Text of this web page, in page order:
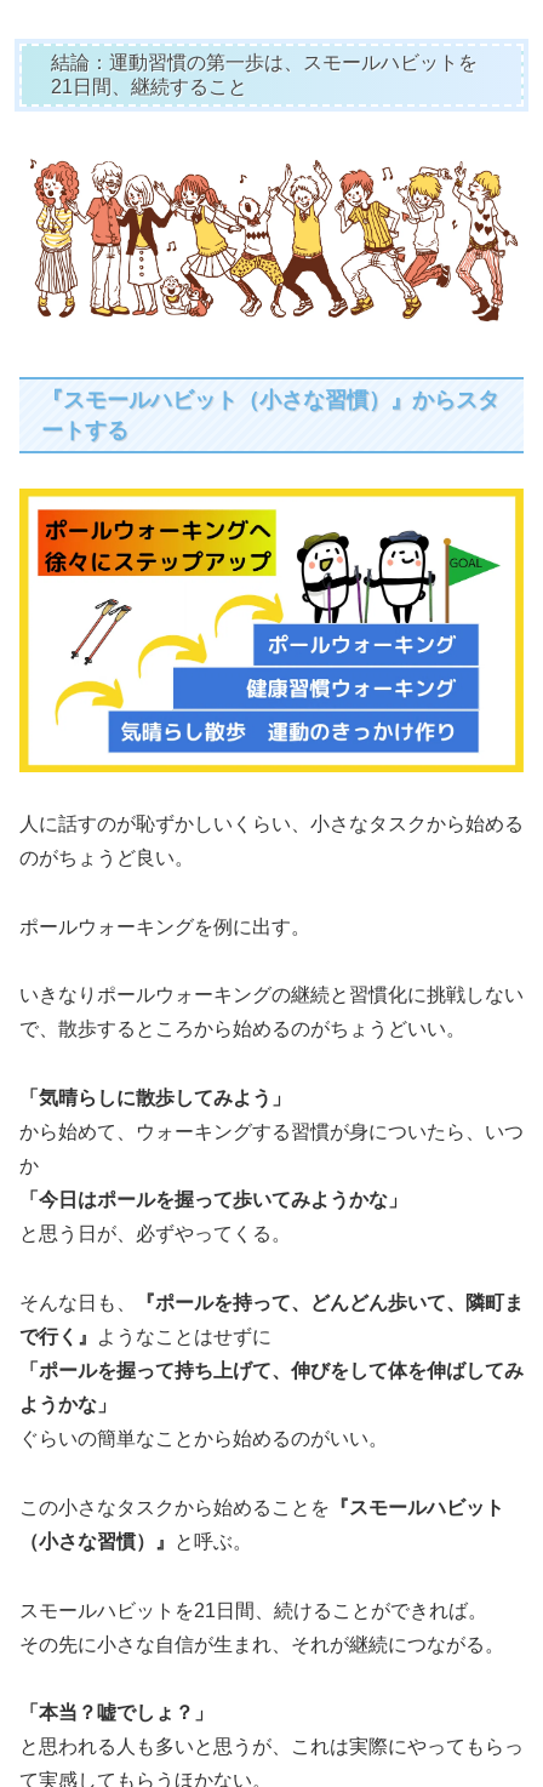
結論：運動習慣の第一歩は、スモールハビットを
21日間、継続すること
『スモールハビット（小さな習慣）』からスタ
ートする
人に話すのが恥ずかしいくらい、小さなタスクから始める
のがちょうど良い。
ポールウォーキングを例に出す。
いきなりポールウォーキングの継続と習慣化に挑戦しない
で、散歩するところから始めるのがちょうどいい。
「気晴らしに散歩してみよう」
から始めて、ウォーキングする習慣が身についたら、いつ
か
「今日はポールを握って歩いてみようかな」
と思う日が、必ずやってくる。
そんな日も、
『ポールを持って、どんどん歩いて、隣町ま
で行く』
ようなことはせずに
「ポールを握って持ち上げて、伸びをして体を伸ばしてみ
ようかな」
ぐらいの簡単なことから始めるのがいい。
この小さなタスクから始めることを 『スモールハビット
（小さな習慣）』
と呼ぶ。
スモールハビットを21日間、続けることができれば。
その先に小さな自信が生まれ、それが継続につながる。
「本当？嘘でしょ？」
と思われる人も多いと思うが、これは実際にやってもらっ
て実感してもらうほかない。